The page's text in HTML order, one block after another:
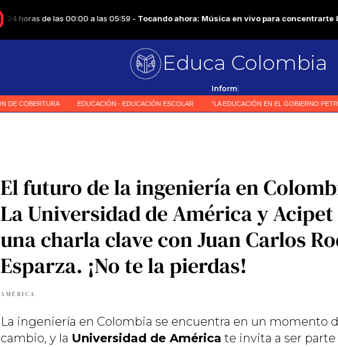
Educa Colombia
|
El futuro de la ingeniería en
La Universidad de América y
una charla clave con Juan Carlos
Esparza. ¡No te la pierdas!
AMÉRICA
La ingeniería en Colombia se encuentra en un momento
cambio, y la Universidad de América te invita a ser